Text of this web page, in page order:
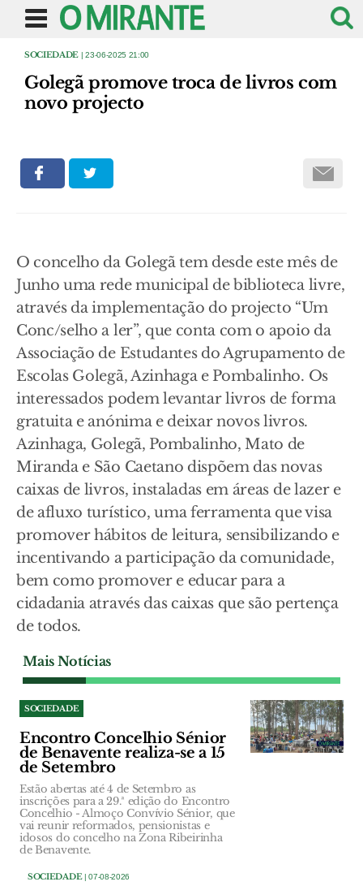
SOCIEDADE | 23-06-2025 21:00
Golegã promove troca de livros com
novo projecto
O concelho da Golegã tem desde este mês de
Junho uma rede municipal de biblioteca livre,
através da implementação do projecto “Um
Conc/selho a ler”, que conta com o apoio da
Associação de Estudantes do Agrupamento de
Escolas Golegã, Azinhaga e Pombalinho. Os
interessados podem levantar livros de forma
gratuita e anónima e deixar novos livros.
Azinhaga, Golegã, Pombalinho, Mato de
Miranda e São Caetano dispõem das novas
caixas de livros, instaladas em áreas de lazer e
de afluxo turístico, uma ferramenta que visa
promover hábitos de leitura, sensibilizando e
incentivando a participação da comunidade,
bem como promover e educar para a
cidadania através das caixas que são pertença
de todos.
Mais Notícias
SOCIEDADE
Encontro Concelhio Sénior
de Benavente realiza-se a 15
de Setembro
Estão abertas até 4 de Setembro as
inscrições para a 29.ª edição do Encontro
Concelhio - Almoço Convívio Sénior, que
vai reunir reformados, pensionistas e
idosos do concelho na Zona Ribeirinha
de Benavente.
SOCIEDADE| 07-08-2026